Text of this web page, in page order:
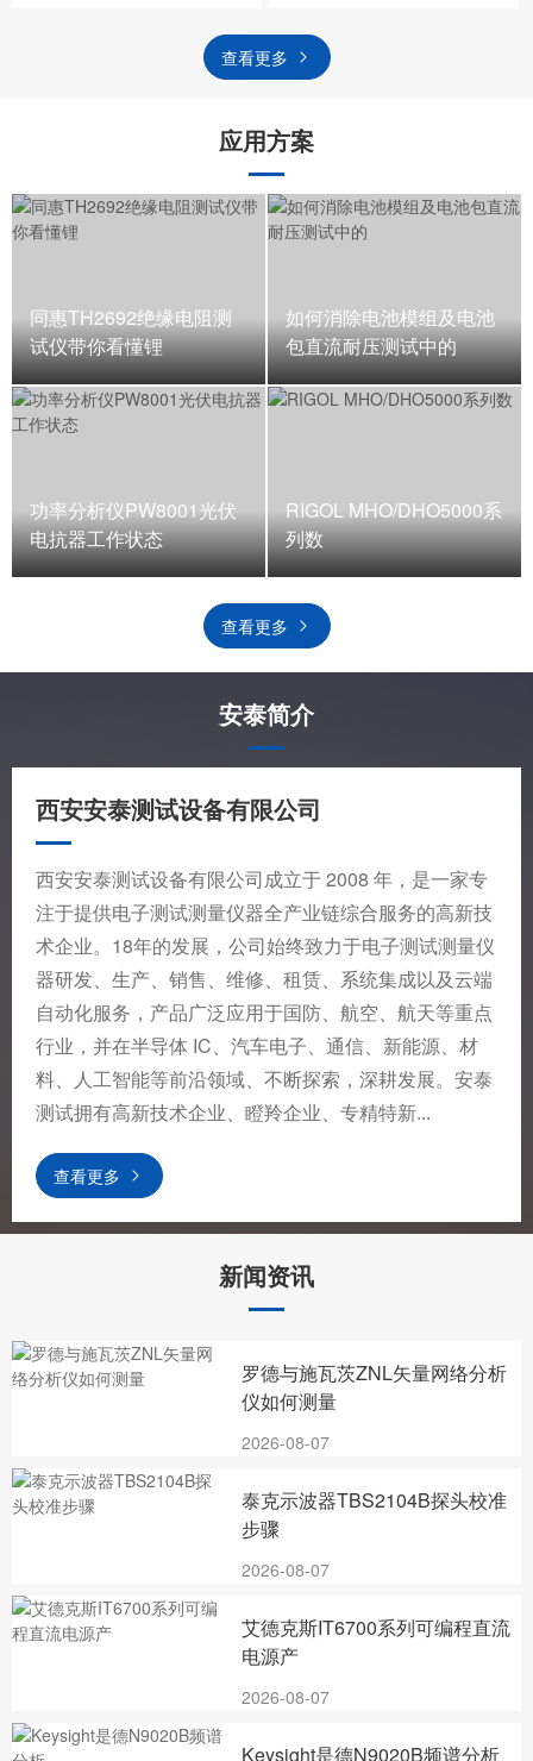
查看更多
应用方案
同惠TH2692绝缘电阻测
试仪带你看懂锂
如何消除电池模组及电池
包直流耐压测试中的
功率分析仪PW8001光伏
电抗器工作状态
RIGOL MHO/DHO5000系
列数
查看更多
安泰简介
西安安泰测试设备有限公司
西安安泰测试设备有限公司成立于 2008 年，是一家专
注于提供电子测试测量仪器全产业链综合服务的高新技
术企业。18年的发展，公司始终致力于电子测试测量仪
器研发、生产、销售、维修、租赁、系统集成以及云端
自动化服务，产品广泛应用于国防、航空、航天等重点
行业，并在半导体 IC、汽车电子、通信、新能源、材
料、人工智能等前沿领域、不断探索，深耕发展。安泰
测试拥有高新技术企业、瞪羚企业、专精特新...
查看更多
新闻资讯
罗德与施瓦茨ZNL矢量网络分析
仪如何测量
2026-08-07
泰克示波器TBS2104B探头校准
步骤
2026-08-07
艾德克斯IT6700系列可编程直流
电源产
2026-08-07
Keysight是德N9020B频谱分析